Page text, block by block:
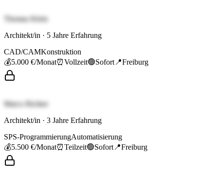
Thomas Klein
Architekt/in · 5 Jahre Erfahrung
CAD/CAMKonstruktion
💰5.000 €/Monat⏰Vollzeit🟢Sofort 📍Freiburg
Marco Richter
Architekt/in · 3 Jahre Erfahrung
SPS-ProgrammierungAutomatisierung
💰5.500 €/Monat⏰Teilzeit🟢Sofort 📍Freiburg